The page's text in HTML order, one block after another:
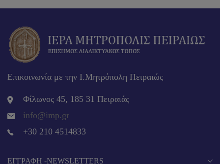
Επικοινωνία με την Ι.Μητρόπολη Πειραιώς
Φίλωνος 45, 185 31 Πειραιάς
info@imp.gr
+30 210 4514833
EΓΓΡΑΦΉ -NEWSLETTERS